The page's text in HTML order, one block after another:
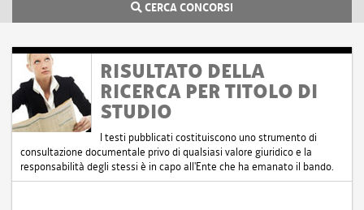
CERCA CONCORSI
RISULTATO DELLA
RICERCA PER TITOLO DI
STUDIO
I testi pubblicati costituiscono uno strumento di
consultazione documentale privo di qualsiasi valore giuridico e la
responsabilità degli stessi è in capo all'Ente che ha emanato il bando.